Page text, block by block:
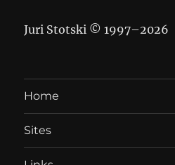
Juri Stotski © 1997–2026
Home
Sites